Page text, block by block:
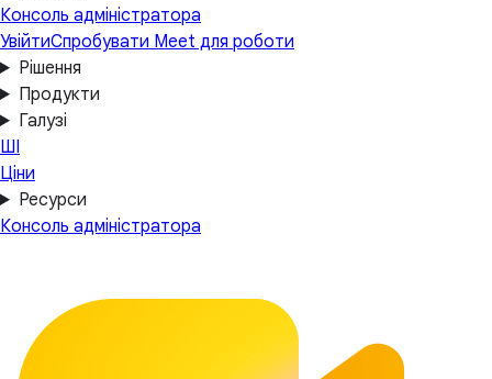
Консоль адміністратора
УвійтиСпробувати Meet для роботи
Рішення
Продукти
Галузі
ШІ
Ціни
Ресурси
Консоль адміністратора